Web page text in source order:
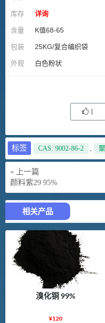
库存 详询
含量 K值68-65
包装 25KG/复合编织袋
外观 白色粉状
1
标签 CAS: 9002-86-2 ,
« 上一篇
颜料紫29 95%
相关产品
溴化铜 99%
¥120